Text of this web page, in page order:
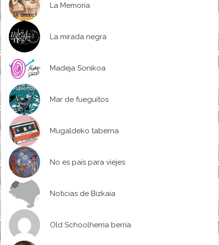
La Memoria
La mirada negra
Madeja Sonikoa
Mar de fueguitos
Mugaldeko taberna
No es país para viejes
Noticias de Bizkaia
Old Schoolherria berria